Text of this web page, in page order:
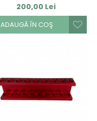
200,00 Lei
ADAUGĂ ÎN COŞ